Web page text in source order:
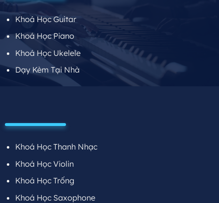
Khoá Học Guitar
Khoá Học Piano
Khoá Học Ukelele
Dạy Kèm Tại Nhà
Khoá Học Thanh Nhạc
Khoá Học Violin
Khoá Học Trống
Khoá Học Saxophone